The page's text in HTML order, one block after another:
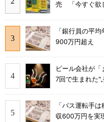
売 「今すぐ欲
「銀行員の平
900万円超え
ビール会社が
7回で生まれた"
「バス運転手
収600万円を実